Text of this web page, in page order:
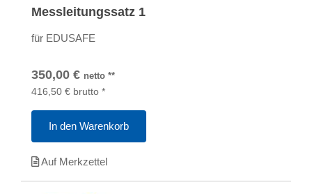
Messleitungssatz 1
für EDUSAFE
350,00 € netto **
416,50 € brutto *
In den Warenkorb
Auf Merkzettel